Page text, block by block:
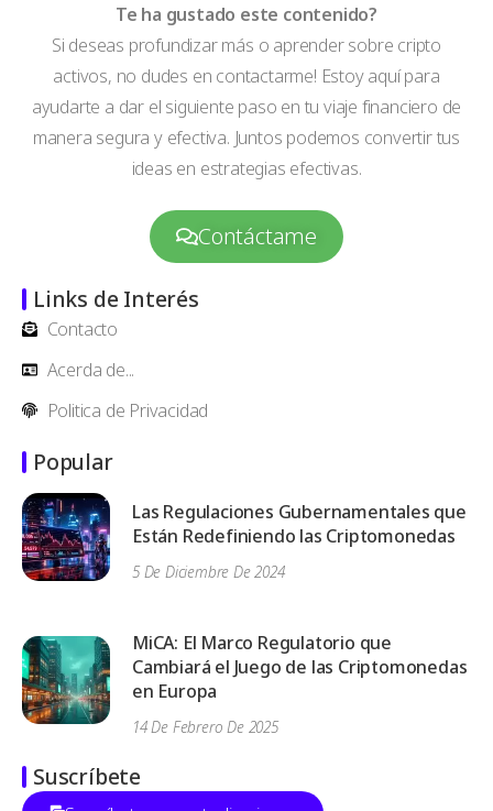
Te ha gustado este contenido?
Si deseas profundizar más o aprender sobre cripto
activos, no dudes en contactarme! Estoy aquí para
ayudarte a dar el siguiente paso en tu viaje financiero de
manera segura y efectiva. Juntos podemos convertir tus
ideas en estrategias efectivas.
Contáctame
Links de Interés
Contacto
Acerda de...
Politica de Privacidad
Popular
Las Regulaciones Gubernamentales que
Están Redefiniendo las Criptomonedas
5 De Diciembre De 2024
MiCA: El Marco Regulatorio que
Cambiará el Juego de las Criptomonedas
en Europa
14 De Febrero De 2025
Suscríbete